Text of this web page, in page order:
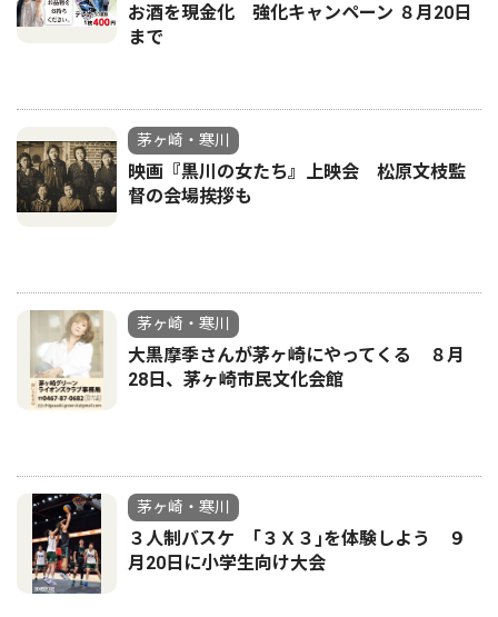
お酒を現金化 強化キャンペーン ８月20日
まで
茅ヶ崎・寒川
映画『黒川の女たち』上映会 松原文枝監
督の会場挨拶も
茅ヶ崎・寒川
大黒摩季さんが茅ヶ崎にやってくる ８月
28日、茅ヶ崎市民文化会館
茅ヶ崎・寒川
３人制バスケ ｢３Ｘ３｣を体験しよう ９
月20日に小学生向け大会